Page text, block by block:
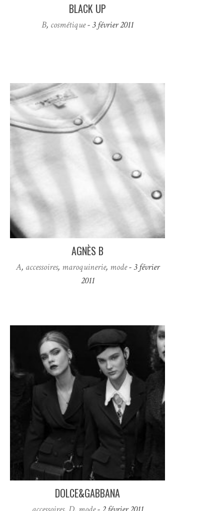
BLACK UP
B, cosmétique- 3 février 2011
AGNÈS B
A, accessoires, maroquinerie, mode- 3 février
2011
DOLCE&GABBANA